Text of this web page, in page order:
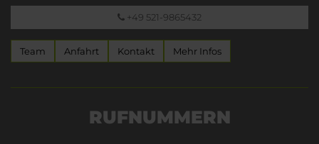
+49 521-9865432
Team Anfahrt Kontakt Mehr Infos
RUFNUMMERN